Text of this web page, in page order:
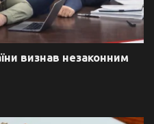
визнав незаконним